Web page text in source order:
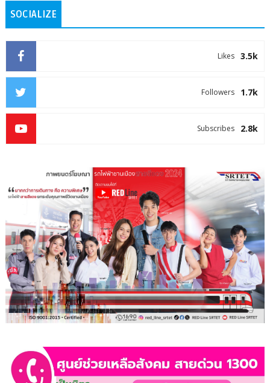
SOCIALIZE
3.5k
Likes
1.7k
Followers
2.8k
Subscribes